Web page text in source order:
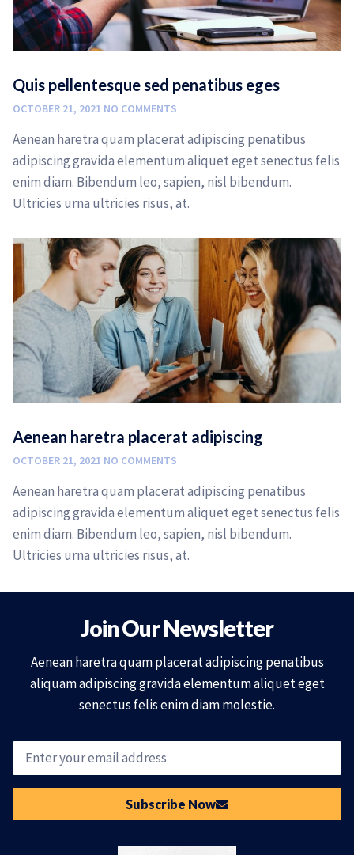
Quis pellentesque sed penatibus eges
OCTOBER 21, 2021 NO COMMENTS
Aenean haretra quam placerat adipiscing penatibus
adipiscing gravida elementum aliquet eget senectus felis
enim diam. Bibendum leo, sapien, nisl bibendum.
Ultricies urna ultricies risus, at.
Aenean haretra placerat adipiscing
OCTOBER 21, 2021 NO COMMENTS
Aenean haretra quam placerat adipiscing penatibus
adipiscing gravida elementum aliquet eget senectus felis
enim diam. Bibendum leo, sapien, nisl bibendum.
Ultricies urna ultricies risus, at.
Join Our Newsletter
Aenean haretra quam placerat adipiscing penatibus
aliquam adipiscing gravida elementum aliquet eget
senectus felis enim diam molestie.
Subscribe Now